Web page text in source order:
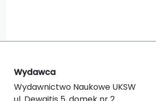
Wydawca
Wydawnictwo Naukowe UKSW